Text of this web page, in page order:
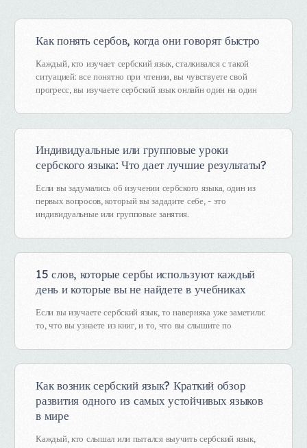
Как понять сербов, когда они говорят быстро
Каждый, кто изучает сербский язык, сталкивался с такой
ситуацией: все понятно при чтении, вы чувствуете свой
прогресс, вы изучаете сербский язык онлайн один на один
Индивидуальные или групповые уроки
сербского языка: Что дает лучшие результаты?
Если вы задумались об изучении сербского языка, один из
первых вопросов, который вы зададите себе, - это
индивидуальные или групповые занятия.
15 слов, которые сербы используют каждый
день и которые вы не найдете в учебниках
Если вы изучаете сербский язык, то наверняка уже заметили:
то, что вы узнаете из книг, и то, что вы слышите по
Как возник сербский язык? Краткий обзор
развития одного из самых устойчивых языков
в мире
Каждый, кто слышал или пытался выучить сербский язык,